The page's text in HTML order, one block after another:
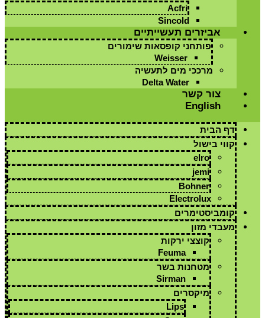
Acfri
Sincold
אביזרים תעשייתיים
פותחני קופסאות שימורים
Weisser
מרככי מים לתעשיה
Delta Water
צור קשר
English
דף הבית
קווי בישול
elro
jemi
Bohner
Electrolux
קומביסטימרים
מעבדי מזון
קוצצי ירקות
Feuma
מטחנות בשר
Sirman
מיקסרים
Lips